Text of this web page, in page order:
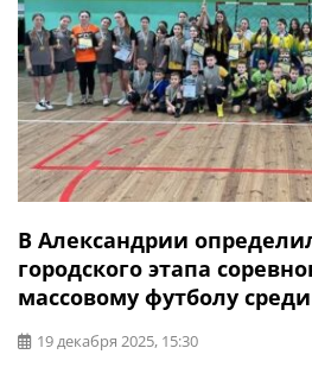
В Александрии
городского этапа
массовому футболу
19 декабря 2025, 15:30